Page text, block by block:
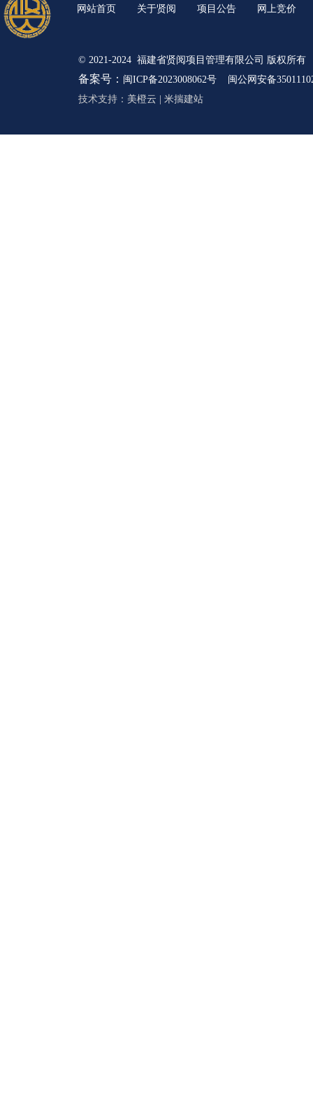
© 2021-2024 福建省贤阅项目管理有限公司 版权所有
备案号： 闽ICP备2023008062号
闽公网安备
技术支持： 美橙云 米揣建站
网站首页 关于贤阅 项目公告 网上竞价